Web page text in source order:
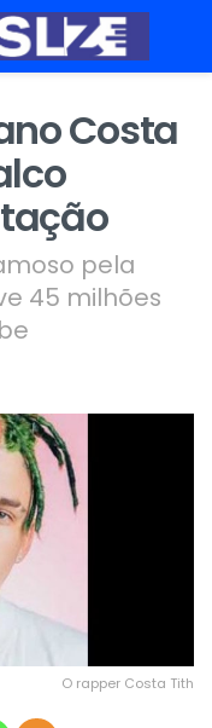
Costa
pela
45 milhões
O rapper Costa Tith